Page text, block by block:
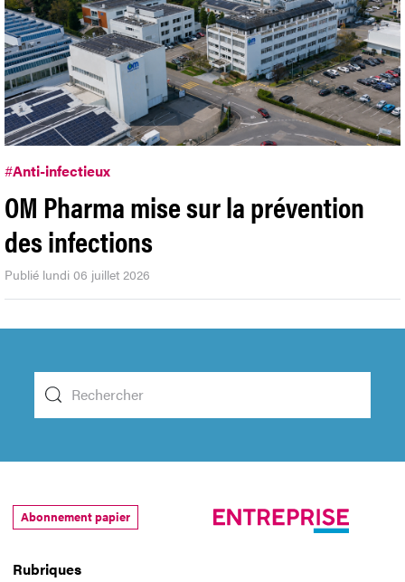
#Anti-infectieux
OM Pharma mise sur la prévention
des infections
Publié lundi 06 juillet 2026
Rubriques
Abonnement papier